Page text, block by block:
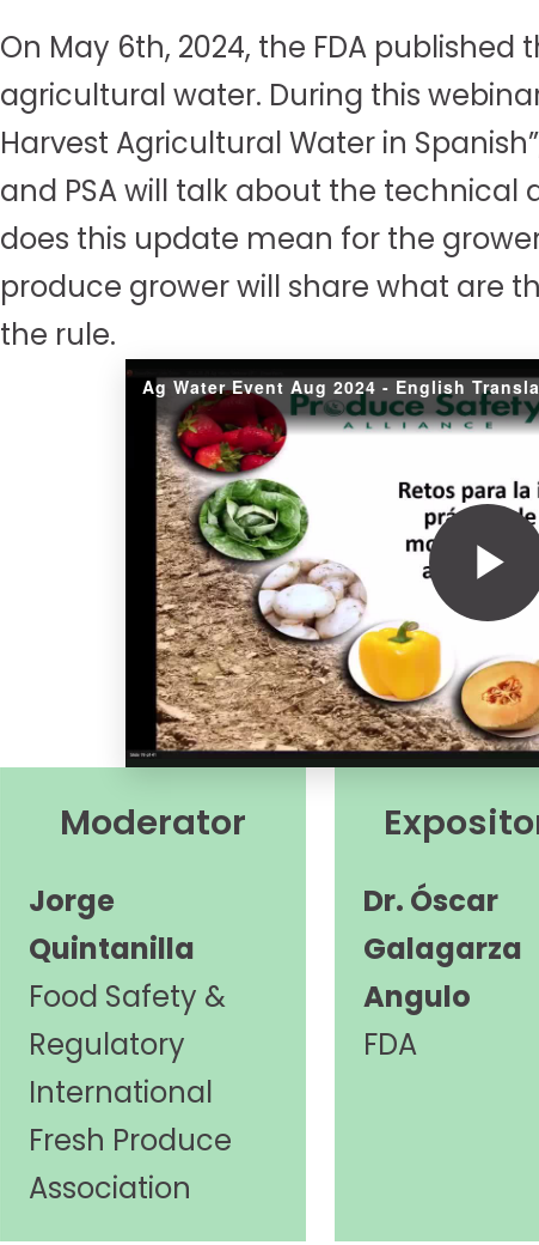
On May 6th, 2024, the FDA
agricultural water. During this
Harvest Agricultural Water in
and PSA will talk about the
does this update mean for the
produce grower will share what are
the rule.
Ag Water Event Aug 2024 - English
Play
Moderator
Jorge
Quintanilla
Food Safety &
Regulatory
International
Fresh Produce
Association
Dr. Óscar
Galagarza
Angulo
FDA